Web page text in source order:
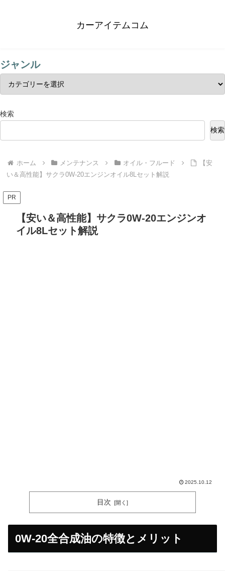
カーアイテムコム
ジャンル
検索
検索
ホーム メンテナンス オイル・フルード
【安
い＆高性能】サクラ0W-20エンジンオイル8Lセット解説
PR
【安い＆高性能】サクラ0W-20エンジンオ
イル8Lセット解説
2025.10.12
目次
0W-20全合成油の特徴とメリット